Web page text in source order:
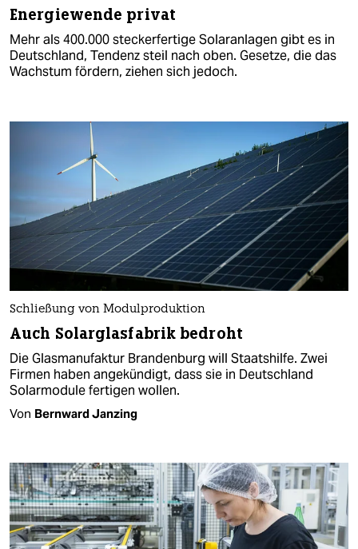
Energiewende privat
Mehr als 400.000 steckerfertige Solaranlagen gibt es in
Deutschland, Tendenz steil nach oben. Gesetze, die das
Wachstum fördern, ziehen sich jedoch.
Schließung von Modulproduktion
Auch Solarglasfabrik bedroht
Die Glasmanufaktur Brandenburg will Staatshilfe. Zwei
Firmen haben angekündigt, dass sie in Deutschland
Solarmodule fertigen wollen.
Von Bernward Janzing